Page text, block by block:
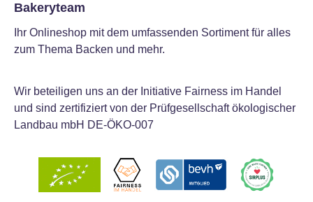
Bakeryteam
Ihr Onlineshop mit dem umfassenden Sortiment für alles
zum Thema Backen und mehr.
Wir beteiligen uns an der Initiative Fairness im Handel
und sind zertifiziert von der Prüfgesellschaft ökologischer
Landbau mbH DE-ÖKO-007